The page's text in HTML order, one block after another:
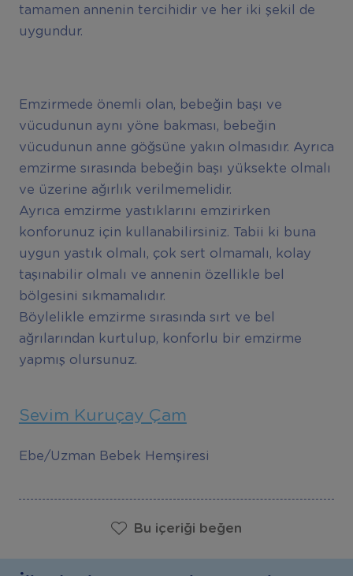
tamamen annenin tercihidir ve her iki şekil de
uygundur.
Emzirmede önemli olan, bebeğin başı ve
vücudunun aynı yöne bakması, bebeğin
vücudunun anne göğsüne yakın olmasıdır. Ayrıca
emzirme sırasında bebeğin başı yüksekte olmalı
ve üzerine ağırlık verilmemelidir.
Ayrıca emzirme yastıklarını emzirirken
konforunuz için kullanabilirsiniz. Tabii ki buna
uygun yastık olmalı, çok sert olmamalı, kolay
taşınabilir olmalı ve annenin özellikle bel
bölgesini sıkmamalıdır.
Böylelikle emzirme sırasında sırt ve bel
ağrılarından kurtulup, konforlu bir emzirme
yapmış olursunuz.
Sevim Kuruçay Çam
Ebe/Uzman Bebek Hemşiresi
Bu içeriği beğen